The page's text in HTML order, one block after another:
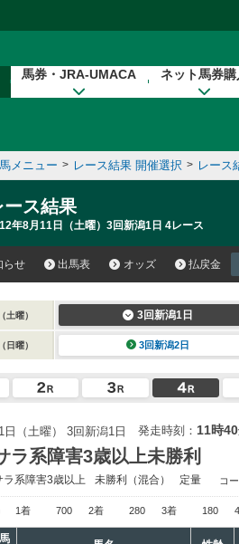
馬券・JRA-UMACA ネット馬券購
メニュー > レース結果 開催選択 > レース
ース結果
年8月11日（土曜）3回新潟1日 4レース
らせ 出馬表 オッズ 払戻金
（土曜） 3回新潟1日
（日曜） 3回新潟2日
日（土曜） 3回新潟1日 発走時刻： 11時
ラ系障害3歳以上未勝利
ラ系障害3歳以上 未勝利 （混合） 定量 コ
1着 700 2着 280 3着 180
馬